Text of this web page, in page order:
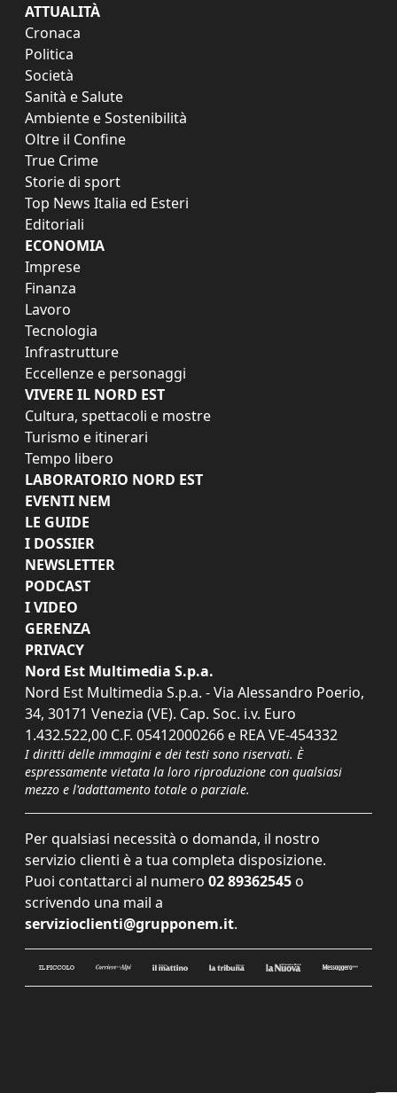
ATTUALITÀ
Cronaca
Politica
Società
Sanità e Salute
Ambiente e Sostenibilità
Oltre il Confine
True Crime
Storie di sport
Top News Italia ed Esteri
Editoriali
ECONOMIA
Imprese
Finanza
Lavoro
Tecnologia
Infrastrutture
Eccellenze e personaggi
VIVERE IL NORD EST
Cultura, spettacoli e mostre
Turismo e itinerari
Tempo libero
LABORATORIO NORD EST
EVENTI NEM
LE GUIDE
I DOSSIER
NEWSLETTER
PODCAST
I VIDEO
GERENZA
PRIVACY
Nord Est Multimedia S.p.a.
Nord Est Multimedia S.p.a. - Via Alessandro Poerio,
34, 30171 Venezia (VE). Cap. Soc. i.v. Euro
1.432.522,00 C.F. 05412000266 e REA VE-454332
I diritti delle immagini e dei testi sono riservati. È
espressamente vietata la loro riproduzione con qualsiasi
mezzo e l'adattamento totale o parziale.
Per qualsiasi necessità o domanda, il nostro
servizio clienti è a tua completa disposizione.
Puoi contattarci al numero 02 89362545 o
scrivendo una mail a
servizioclienti@grupponem.it.